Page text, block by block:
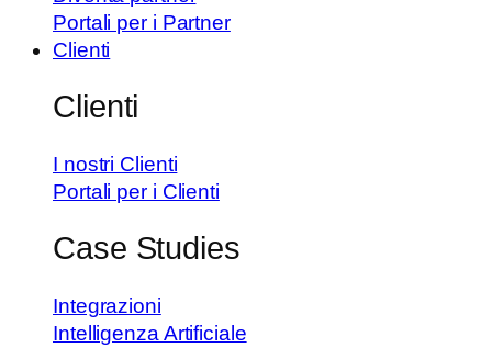
Portali per i Partner
Clienti
Clienti
I nostri Clienti
Portali per i Clienti
Case Studies
Integrazioni
Intelligenza Artificiale